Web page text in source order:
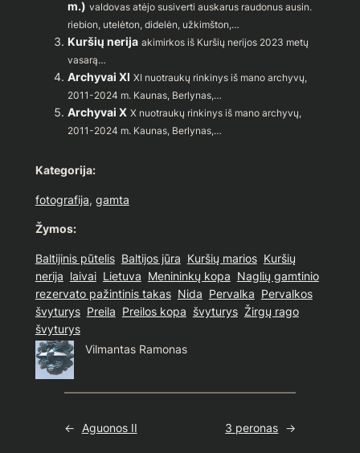
m.) valdovas atėjo susiverti auskarus raudonus ausin.
riebion, utelėton, didelėn, užkimšton,…
Kuršių nerija akimirkos iš Kuršių nerijos 2023 metų
vasarą…
Archyvai XI XI nuotraukų rinkinys iš mano archyvų,
2011-2024 m. Kaunas, Berlynas,…
Archyvai X X nuotraukų rinkinys iš mano archyvų,
2011-2024 m. Kaunas, Berlynas,…
Kategorija:
fotografija, gamta
Žymos:
Baltijinis pūtelis Baltijos jūra Kuršių marios Kuršių
nerija laivai Lietuva Menininkų kopa Naglių gamtinio
rezervato pažintinis takas Nida Pervalka Pervalkos
švyturys Preila Preilos kopa švyturys Žirgų rago
švyturys
Vilmantas Ramonas
← Aguonos II 3 peronas →